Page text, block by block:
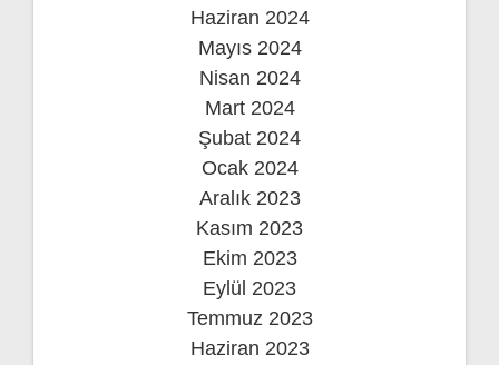
Haziran 2024
Mayıs 2024
Nisan 2024
Mart 2024
Şubat 2024
Ocak 2024
Aralık 2023
Kasım 2023
Ekim 2023
Eylül 2023
Temmuz 2023
Haziran 2023